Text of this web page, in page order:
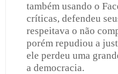
também usando o
críticas, defendeu
respeitava o não
porém repudiou a
ele perdeu uma
a democracia.